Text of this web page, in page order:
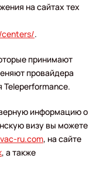
на сайтах тех
.
принимают
провайдера
Teleperformance.
информацию о
визу вы можете
ru.com, на сайте
, а также